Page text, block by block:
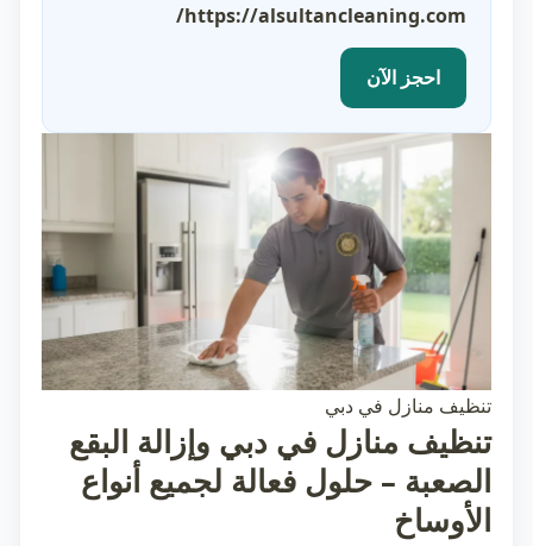
https://alsultancleaning.com/
احجز الآن
تنظيف منازل في دبي
تنظيف منازل في دبي وإزالة البقع
الصعبة – حلول فعالة لجميع أنواع
الأوساخ